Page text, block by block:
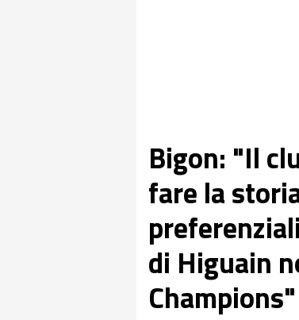
Bigon: "Il
fare la
di Higuain
Champions"